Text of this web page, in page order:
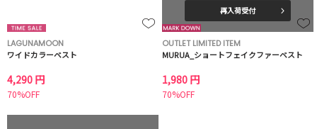
LAGUNAMOON
ワイドカラーベスト
4,290 円
70%OFF
再入荷受付
OUTLET LIMITED ITEM
MURUA_ショートフェイクファーベスト
1,980 円
70%OFF